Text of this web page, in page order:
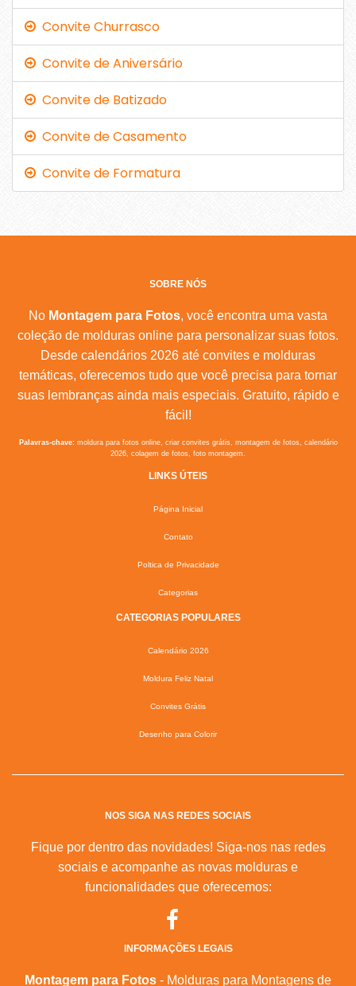
Convite Churrasco
Convite de Aniversário
Convite de Batizado
Convite de Casamento
Convite de Formatura
SOBRE NÓS
No Montagem para Fotos, você encontra uma vasta
coleção de molduras online para personalizar suas fotos.
Desde calendários 2026 até convites e molduras
temáticas, oferecemos tudo que você precisa para tornar
suas lembranças ainda mais especiais. Gratuito, rápido e
fácil!
Palavras-chave:moldura para fotos online, criar convites grátis, montagem de fotos, calendário
2026, colagem de fotos, foto montagem.
LINKS ÚTEIS
Página Inicial
Contato
Poltica de Privacidade
Categorias
CATEGORIAS POPULARES
Calendário 2026
Moldura Feliz Natal
Convites Grátis
Desenho para Colorir
NOS SIGA NAS REDES SOCIAIS
Fique por dentro das novidades! Siga-nos nas redes
sociais e acompanhe as novas molduras e
funcionalidades que oferecemos:
INFORMAÇÕES LEGAIS
Montagem para Fotos - Molduras para Montagens de